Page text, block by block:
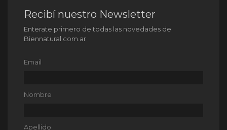
Recibí nuestro Newsletter
Enterate primero de todas las novedades de
Biennatural.com.ar
Email
Nombre
Apellido